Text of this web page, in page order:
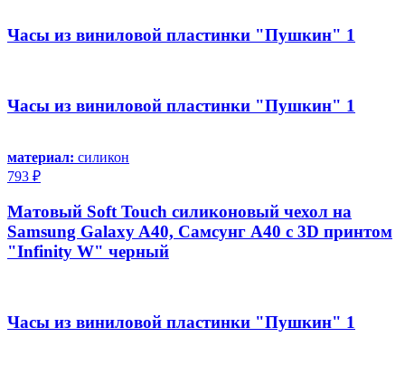
Часы из виниловой пластинки "Пушкин" 1
Часы из виниловой пластинки "Пушкин" 1
материал: силикон
793 ₽
Матовый Soft Touch силиконовый чехол на
Samsung Galaxy A40, Самсунг А40 с 3D принтом
"Infinity W" черный
Часы из виниловой пластинки "Пушкин" 1